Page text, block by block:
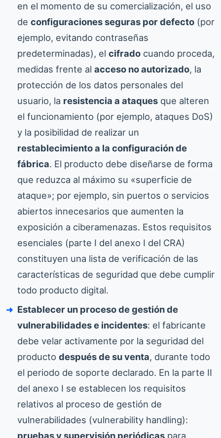
en el momento de su comercialización, el uso
deconfiguraciones seguras por defecto (por
ejemplo, evitando contraseñas
predeterminadas), elcifrado cuando proceda,
medidas frente alacceso no autorizado, la
protección de los datos personales del
usuario, la resistencia a ataques que alteren
el funcionamiento (por ejemplo, ataques DoS)
y la posibilidad de realizar un
restablecimiento a la configuración de
fábrica. El producto debe diseñarse de forma
que reduzca al máximo su «superficie de
ataque»; por ejemplo, sin puertos o servicios
abiertos innecesarios que aumenten la
exposición a ciberamenazas. Estos requisitos
esenciales (parte I del anexo I del CRA)
constituyen una lista de verificación de las
características de seguridad que debe cumplir
todo producto digital.
Establecer un proceso de gestión de
vulnerabilidades e incidentes: el fabricante
debe velar activamente por la seguridad del
productodespués de su venta, durante todo
el periodo de soporte declarado. En la parte II
del anexo I se establecen los requisitos
relativos al proceso de gestión de
vulnerabilidades (vulnerability handling):
pruebas y supervisión periódicas para